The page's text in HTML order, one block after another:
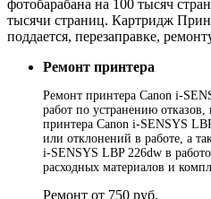
фотобарабана на 100 тысяч
тысячи страниц. Картридж
поддается, перезаправке,
Ремонт принтера
Ремонт принтера Canon i-
работ по устранению отказов,
принтера Canon i-SENSYS
или отклонений в работе, а
i-SENSYS LBP 226dw в
расходных материалов и
Ремонт от 750 руб.